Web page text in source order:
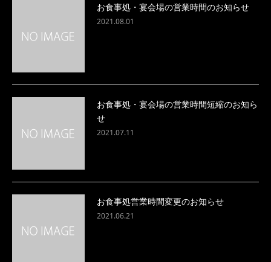
お食事処・宴会場の営業時間のお知らせ
2021.08.01
お食事処・宴会場の営業時間短縮のお知ら
せ
2021.07.11
お食事処営業時間変更のお知らせ
2021.06.21